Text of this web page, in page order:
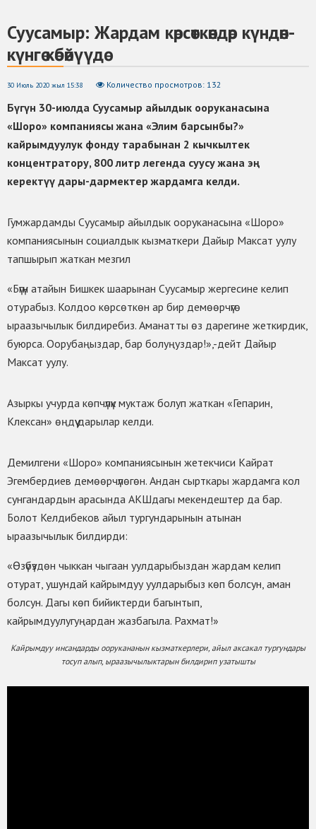
Суусамыр: Жардам көрсөткөндөр күндөн-
күнгө көбөйүүдө
30 Июль 2020 жыл 15:38 Количество просмотров: 132
Бүгүн 30-июлда Суусамыр айылдык ооруканасына
«Шоро» компаниясы жана «Элим барсынбы?»
кайрымдуулук фонду тарабынан 2 кычкылтек
концентратору, 800 литр легенда суусу жана эң
керектүү дары-дармектер жардамга келди.
Гумжардамды Суусамыр айылдык ооруканасына «Шоро»
компаниясынын социалдык кызматкери Дайыр Максат уулу
тапшырып жаткан мезгил
«Бүгүн атайын Бишкек шаарынан Суусамыр жергесине келип
отурабыз. Колдоо көрсөткөн ар бир демөөрчүгө
ыраазычылык билдиребиз. Аманатты өз дарегине жеткирдик,
буюрса. Оорубаңыздар, бар болуңуздар!»,-дейт Дайыр
Максат уулу.
Азыркы учурда көпчүлүк муктаж болуп жаткан «Гепарин,
Клексан» өңдүү дарылар келди.
Демилгени «Шоро» компаниясынын жетекчиси Кайрат
Эгембердиев демөөрчүлөгөн. Андан сырткары жардамга кол
сунгандардын арасында АКШдагы мекендештер да бар.
Болот Келдибеков айыл тургундарынын атынан
ыраазычылык билдирди:
«Өзүбүздөн чыккан чыгаан уулдарыбыздан жардам келип
отурат, ушундай кайрымдуу уулдарыбыз көп болсун, аман
болсун. Дагы көп бийиктерди багынтып,
кайрымдуулугуңардан жазбагыла. Рахмат!»
Кайрымдуу инсандарды оорукананын кызматкерлери, айыл аксакал тургундары
тосуп алып, ыраазычылыктарын билдирип узатышты